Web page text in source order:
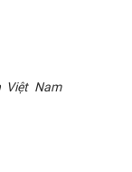
Việt Nam